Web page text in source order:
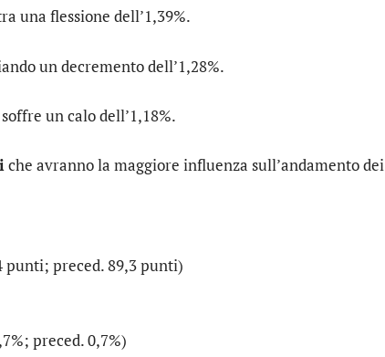
una flessione dell’1,39%.
un decremento dell’1,28%.
un calo dell’1,18%.
che avranno la maggiore influenza sull’andamento dei
punti; preced. 89,3 punti)
preced. 0,7%)